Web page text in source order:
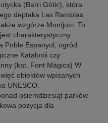
(Barri Gòtic), która
deptaka Las Ramblas.
wzgórze Montjuïc. To
charakterystyczny
Poble Espanyol, ogród
Katalonii czy
(kat. Font Màgica) W
obiektów wpisanych
UNESCO.
osiemdziesiąt parków
pozycja dla